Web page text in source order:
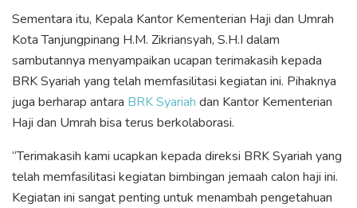
Sementara itu, Kepala Kantor Kementerian Haji dan Umrah
Kota Tanjungpinang H.M. Zikriansyah, S.H.I dalam
sambutannya menyampaikan ucapan terimakasih kepada
BRK Syariah yang telah memfasilitasi kegiatan ini. Pihaknya
juga berharap antara BRK Syariah dan Kantor Kementerian
Haji dan Umrah bisa terus berkolaborasi.
“Terimakasih kami ucapkan kepada direksi BRK Syariah yang
telah memfasilitasi kegiatan bimbingan jemaah calon haji ini.
Kegiatan ini sangat penting untuk menambah pengetahuan